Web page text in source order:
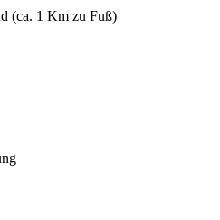
(ca. 1 Km zu Fuß)